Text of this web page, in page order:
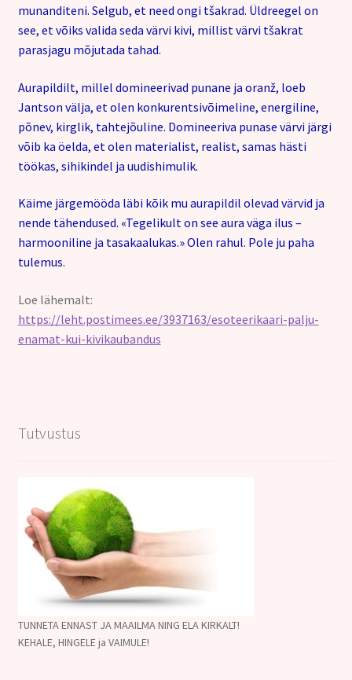
munanditeni. Selgub, et need ongi tšakrad. Üldreegel on
see, et võiks valida seda värvi kivi, millist värvi tšakrat
parasjagu mõjutada tahad.
Aurapildilt, millel domineerivad punane ja oranž, loeb
Jantson välja, et olen konkurentsivõimeline, energiline,
põnev, kirglik, tahtejõuline. Domineeriva punase värvi järgi
võib ka öelda, et olen materialist, realist, samas hästi
töökas, sihikindel ja uudishimulik.
Käime järgemööda läbi kõik mu aurapildil olevad värvid ja
nende tähendused. «Tegelikult on see aura väga ilus –
harmooniline ja tasakaalukas.» Olen rahul. Pole ju paha
tulemus.
Loe lähemalt:
https://leht.postimees.ee/3937163/esoteerikaari-palju-
enamat-kui-kivikaubandus
Tutvustus
TUNNETA ENNAST JA MAAILMA NING ELA KIRKALT!
KEHALE, HINGELE ja VAIMULE!